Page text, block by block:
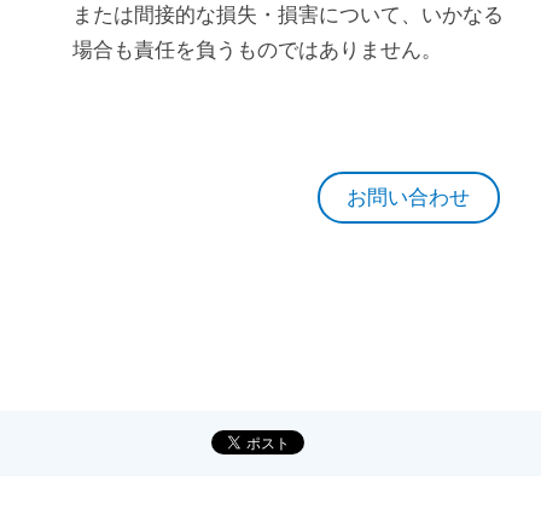
または間接的な損失・損害について、いかなる
場合も責任を負うものではありません。
お問い合わせ